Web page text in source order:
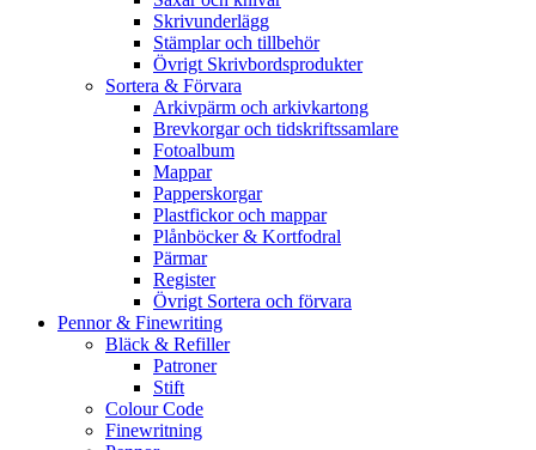
Skrivunderlägg
Stämplar och tillbehör
Övrigt Skrivbordsprodukter
Sortera & Förvara
Arkivpärm och arkivkartong
Brevkorgar och tidskriftssamlare
Fotoalbum
Mappar
Papperskorgar
Plastfickor och mappar
Plånböcker & Kortfodral
Pärmar
Register
Övrigt Sortera och förvara
Pennor & Finewriting
Bläck & Refiller
Patroner
Stift
Colour Code
Finewritning